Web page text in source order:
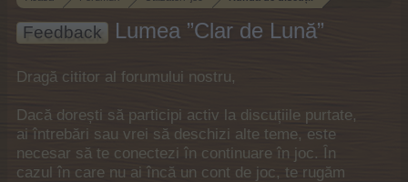
Feedback Lumea ”Clar de Lună”
Dragă cititor al forumului nostru,
Dacă dorești să participi activ la discuțiile purtate,
ai întrebări sau vrei să deschizi alte teme, este
necesar să te conectezi în continuare în joc. În
cazul în care nu ai încă un cont de joc, te rugăm